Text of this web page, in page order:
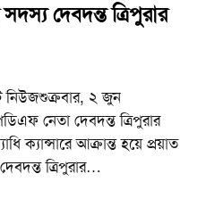
দেবদন্ত ত্রিপুরার
নিউজশুক্রবার, ২ জুন
নেতা দেবদন্ত ত্রিপুরার
ক্যান্সারে আক্রান্ত হয়ে প্রয়াত
ত্রিপুরার…